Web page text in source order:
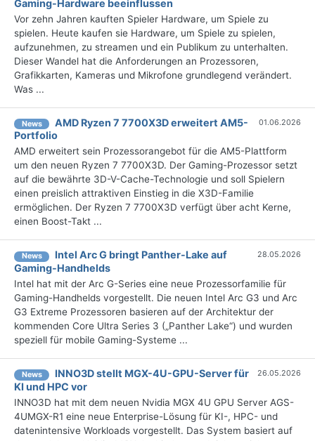
Gaming-Hardware beeinflussen
Vor zehn Jahren kauften Spieler Hardware, um Spiele zu
spielen. Heute kaufen sie Hardware, um Spiele zu spielen,
aufzunehmen, zu streamen und ein Publikum zu unterhalten.
Dieser Wandel hat die Anforderungen an Prozessoren,
Grafikkarten, Kameras und Mikrofone grundlegend verändert.
Was ...
News
AMD Ryzen 7 7700X3D erweitert AM5-
Portfolio
01.06.2026
AMD erweitert sein Prozessorangebot für die AM5-Plattform
um den neuen Ryzen 7 7700X3D. Der Gaming-Prozessor setzt
auf die bewährte 3D-V-Cache-Technologie und soll Spielern
einen preislich attraktiven Einstieg in die X3D-Familie
ermöglichen. Der Ryzen 7 7700X3D verfügt über acht Kerne,
einen Boost-Takt ...
News
Intel Arc G bringt Panther-Lake auf
Gaming-Handhelds
28.05.2026
Intel hat mit der Arc G-Series eine neue Prozessorfamilie für
Gaming-Handhelds vorgestellt. Die neuen Intel Arc G3 und Arc
G3 Extreme Prozessoren basieren auf der Architektur der
kommenden Core Ultra Series 3 („Panther Lake“) und wurden
speziell für mobile Gaming-Systeme ...
News
INNO3D stellt MGX-4U-GPU-Server für
KI und HPC vor
26.05.2026
INNO3D hat mit dem neuen Nvidia MGX 4U GPU Server AGS-
4UMGX-R1 eine neue Enterprise-Lösung für KI-, HPC- und
datenintensive Workloads vorgestellt. Das System basiert auf